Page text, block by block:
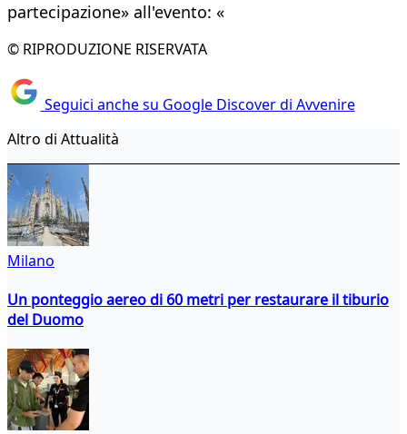
partecipazione» all'evento: «
© RIPRODUZIONE RISERVATA
Seguici anche su Google Discover di Avvenire
Altro di Attualità
Milano
Un ponteggio aereo di 60 metri per restaurare il tiburio
del Duomo